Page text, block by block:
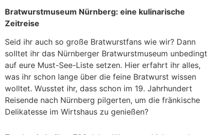
Bratwurstmuseum Nürnberg: eine kulinarische
Zeitreise
Seid ihr auch so große Bratwurstfans wie wir? Dann
solltet ihr das Nürnberger Bratwurstmuseum unbedingt
auf eure Must-See-Liste setzen. Hier erfahrt ihr alles,
was ihr schon lange über die feine Bratwurst wissen
wolltet. Wusstet ihr, dass schon im 19. Jahrhundert
Reisende nach Nürnberg pilgerten, um die fränkische
Delikatesse im Wirtshaus zu genießen?